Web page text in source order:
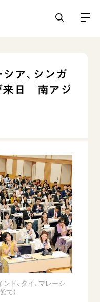
促進
取り組み
旨
シア、シンガ
来日 南アジ
ド、タイ、マレーシ
で）